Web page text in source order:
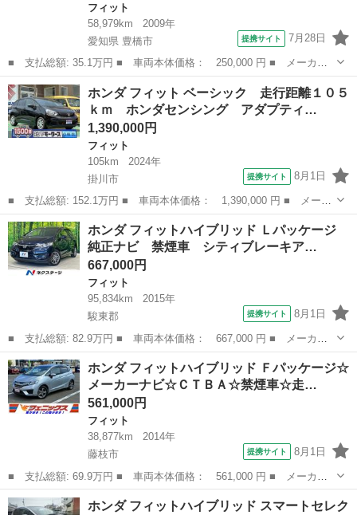
フィット
58,979km
2009年
愛知県 豊橋市
提携サイト 7月28日
■ 支払総額: 35.1万円 ■ 車両本体価格： 250,000 円 ■ メーカー
名： ホンダ ■ 車種名： フィット ■ グレード名： Ｇ 運転席
エアバック 衝突安全ボディ パワーウィンドウ パワーステアリン
グ 助手席エ...
愛知 豊橋市 フィット
ホンダ フィット ベーシック 走行距離１０５
ｋｍ ホンダセンシング アダプティ…
1,390,000円
フィット
105km
2024年
掛川市
提携サイト 8月1日
■ 支払総額: 152.1万円 ■ 車両本体価格： 1,390,000 円 ■ メーカ
ー名： ホンダ ■ 車種名： フィット ■ グレード名： ベーシッ
ク 走行距離１０５ｋｍ ホンダセンシング アダプティブクルーズ
コントロ...
静岡 掛川市 フィット
ホンダ フィットハイブリッド Ｌパッケージ
純正ナビ 禁煙車 シティブレーキア…
667,000円
フィット
95,834km
2015年
駿東郡
提携サイト 8月1日
■ 支払総額: 82.9万円 ■ 車両本体価格： 667,000 円 ■ メーカー
名： ホンダ ■ 車種名： フィットハイブリッド ■ グレード
名： Ｌパッケージ 純正ナビ 禁煙車 シティブレーキアクティブ
システム バック...
静岡 駿東郡 フィット
ホンダ フィットハイブリッド Ｆパッケージ☆
メーカーナビ☆ＣＴＢＡ☆禁煙車☆走…
561,000円
フィット
38,877km
2014年
藤枝市
提携サイト 8月1日
■ 支払総額: 69.9万円 ■ 車両本体価格： 561,000 円 ■ メーカー
名： ホンダ ■ 車種名： フィットハイブリッド ■ グレード
名： Ｆパッケージ☆メーカーナビ☆ＣＴＢＡ☆禁煙車☆走行３万Ｋ
静岡 藤枝市 フィット
ホンダ フィットハイブリッド スマートセレク